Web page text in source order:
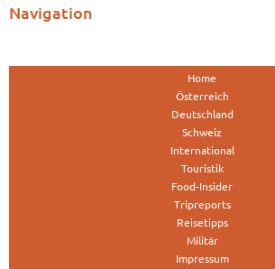
Navigation
Home
Österreich
Deutschland
Schweiz
International
Touristik
Food-Insider
Tripreports
Reisetipps
Militär
Impressum